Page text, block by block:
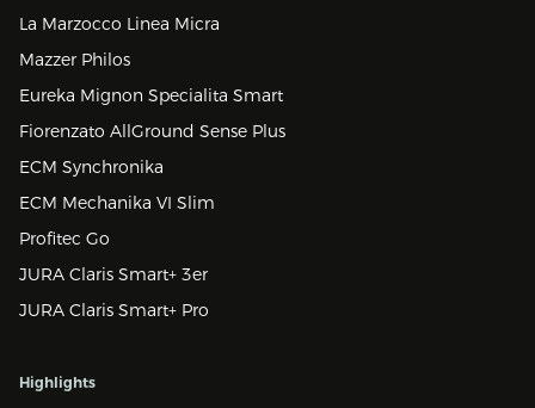
La Marzocco Linea Micra
Mazzer Philos
Eureka Mignon Specialita Smart
Fiorenzato AllGround Sense Plus
ECM Synchronika
ECM Mechanika VI Slim
Profitec Go
JURA Claris Smart+ 3er
JURA Claris Smart+ Pro
Highlights